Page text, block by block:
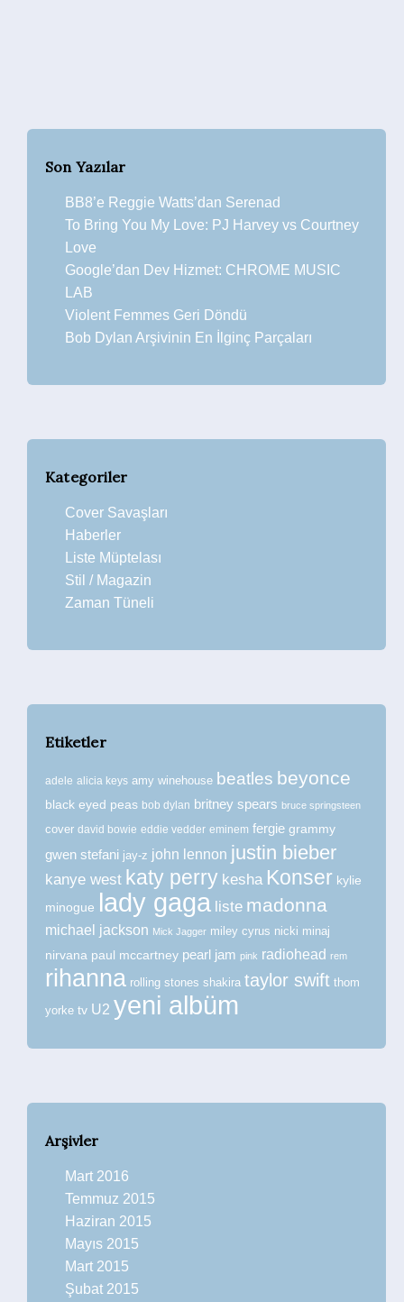
Son Yazılar
BB8’e Reggie Watts’dan Serenad
To Bring You My Love: PJ Harvey vs Courtney
Love
Google’dan Dev Hizmet: CHROME MUSIC
LAB
Violent Femmes Geri Döndü
Bob Dylan Arşivinin En İlginç Parçaları
Kategoriler
Cover Savaşları
Haberler
Liste Müptelası
Stil / Magazin
Zaman Tüneli
Etiketler
adele alicia keys amy winehouse beatles beyonce
black eyed peas bob dylan britney spears bruce springsteen
cover david bowie eddie vedder eminem fergie grammy
gwen stefani jay-z john lennon justin bieber
kanye west katy perry kesha Konser kylie
minogue lady gaga liste madonna
michael jackson Mick Jagger miley cyrus nicki minaj
nirvana paul mccartney pearl jam pink radiohead rem
rihanna rolling stones shakira taylor swift thom
yorke tv U2 yeni albüm
Arşivler
Mart 2016
Temmuz 2015
Haziran 2015
Mayıs 2015
Mart 2015
Şubat 2015